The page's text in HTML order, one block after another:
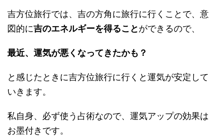
吉方位旅行では、吉の方角に旅行に行くことで、意
図的に吉のエネルギーを得ることができるので、
最近、運気が悪くなってきたかも？
と感じたときに吉方位旅行に行くと運気が安定して
いきます。
私自身、必ず使う占術なので、運気アップの効果は
お墨付きです。